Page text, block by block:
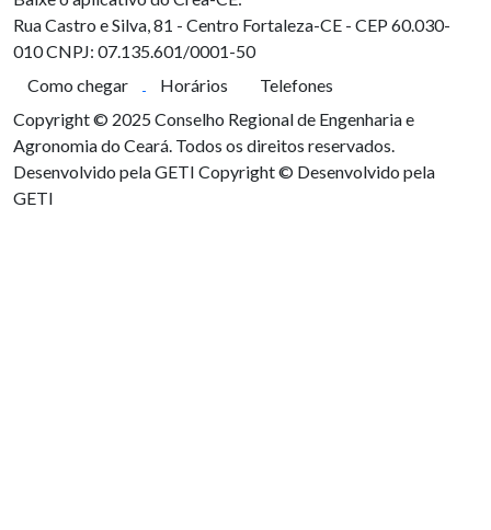
Rua Castro e Silva, 81 - Centro Fortaleza-CE - CEP 60.030-
010CNPJ: 07.135.601/0001-50
Como chegar
Horários
Telefones
Copyright © 2025 Conselho Regional de Engenharia e
Agronomia do Ceará. Todos os direitos reservados.
Desenvolvido pela GETI Copyright © Desenvolvido pela
GETI